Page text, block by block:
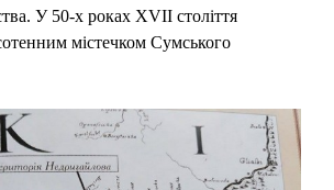
У 50-х роках XVII століття
містечком Сумського